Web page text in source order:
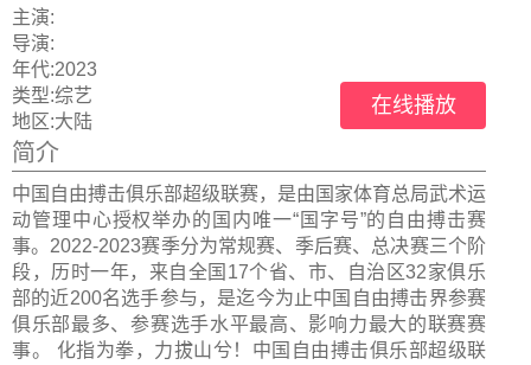
主演:
导演:
年代:2023
类型:综艺
地区:大陆
在线播放
简介
中国自由搏击俱乐部超级联赛，是由国家体育总局武术运
动管理中心授权举办的国内唯一“国字号”的自由搏击赛
事。2022-2023赛季分为常规赛、季后赛、总决赛三个阶
段，历时一年，来自全国17个省、市、自治区32家俱乐
部的近200名选手参与，是迄今为止中国自由搏击界参赛
俱乐部最多、参赛选手水平最高、影响力最大的联赛赛
事。 化指为拳，力拔山兮！中国自由搏击俱乐部超级联